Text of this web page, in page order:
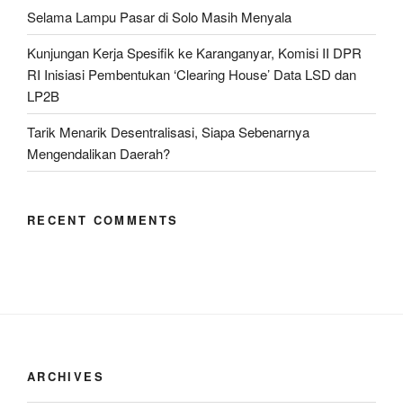
Selama Lampu Pasar di Solo Masih Menyala
Kunjungan Kerja Spesifik ke Karanganyar, Komisi II DPR
RI Inisiasi Pembentukan ‘Clearing House’ Data LSD dan
LP2B
Tarik Menarik Desentralisasi, Siapa Sebenarnya
Mengendalikan Daerah?
RECENT COMMENTS
ARCHIVES